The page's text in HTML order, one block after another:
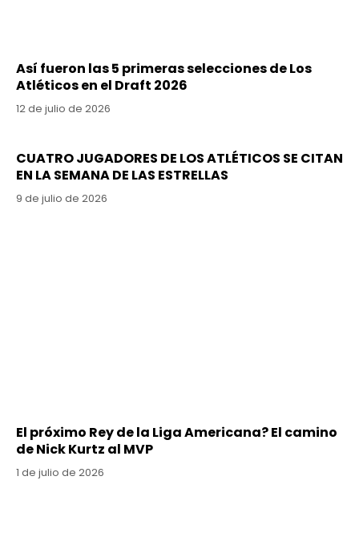
Así fueron las 5 primeras selecciones de Los
Atléticos en el Draft 2026
12 de julio de 2026
CUATRO JUGADORES DE LOS ATLÉTICOS SE CITAN
EN LA SEMANA DE LAS ESTRELLAS
9 de julio de 2026
El próximo Rey de la Liga Americana? El camino
de Nick Kurtz al MVP
1 de julio de 2026